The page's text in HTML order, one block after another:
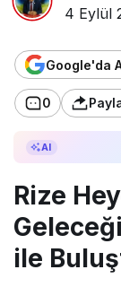
4 Eylül
Google'da
0
AI
Rize
ile